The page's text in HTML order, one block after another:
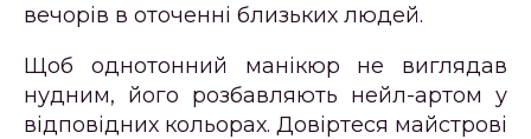
вечорів в оточенні близьких людей.
Щоб однотонний манікюр не виглядав
нудним, його розбавляють нейл-артом у
відповідних кольорах. Довіртеся майстрові